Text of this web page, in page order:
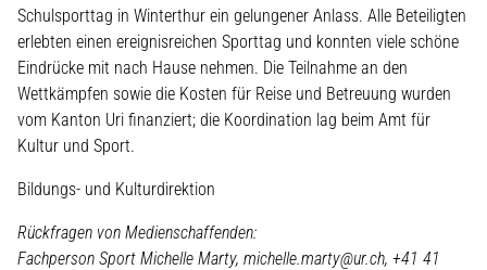
Schulsporttag in Winterthur ein gelungener Anlass. Alle Beteiligten
erlebten einen ereignisreichen Sporttag und konnten viele schöne
Eindrücke mit nach Hause nehmen. Die Teilnahme an den
Wettkämpfen sowie die Kosten für Reise und Betreuung wurden
vom Kanton Uri finanziert; die Koordination lag beim Amt für
Kultur und Sport.
Bildungs- und Kulturdirektion
Rückfragen von Medienschaffenden:
Fachperson Sport Michelle Marty, michelle.marty@ur.ch, +41 41